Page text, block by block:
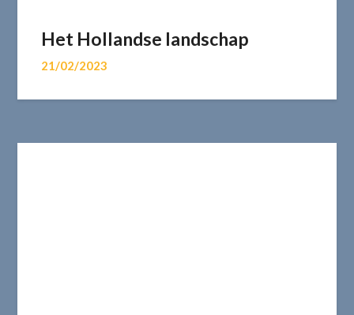
Het Hollandse landschap
21/02/2023